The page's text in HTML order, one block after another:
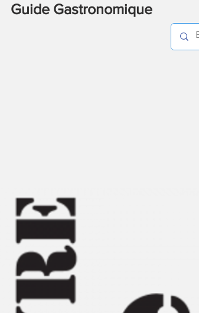
Guide Gastronomique